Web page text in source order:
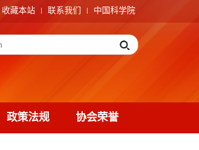
收藏本站 联系我们 中国科学院
政策法规 协会荣誉